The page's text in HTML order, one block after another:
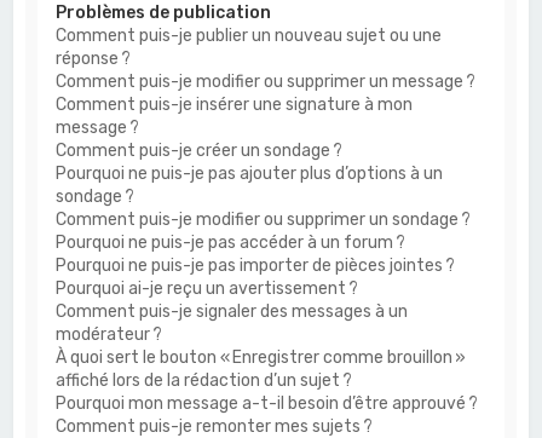
Problèmes de publication
Comment puis-je publier un nouveau sujet ou une
réponse ?
Comment puis-je modifier ou supprimer un message ?
Comment puis-je insérer une signature à mon
message ?
Comment puis-je créer un sondage ?
Pourquoi ne puis-je pas ajouter plus d’options à un
sondage ?
Comment puis-je modifier ou supprimer un sondage ?
Pourquoi ne puis-je pas accéder à un forum ?
Pourquoi ne puis-je pas importer de pièces jointes ?
Pourquoi ai-je reçu un avertissement ?
Comment puis-je signaler des messages à un
modérateur ?
À quoi sert le bouton « Enregistrer comme brouillon »
affiché lors de la rédaction d’un sujet ?
Pourquoi mon message a-t-il besoin d’être approuvé ?
Comment puis-je remonter mes sujets ?